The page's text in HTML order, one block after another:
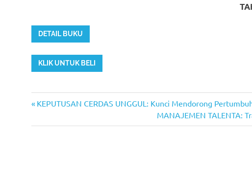
DETAIL BUKU
KLIK UNTUK BELI
Post
navigation
Previous
KEPUTUSAN CERDAS UNGGUL: Kunci Mendorong
Next
Post:
MANAJEMEN TALENTA: